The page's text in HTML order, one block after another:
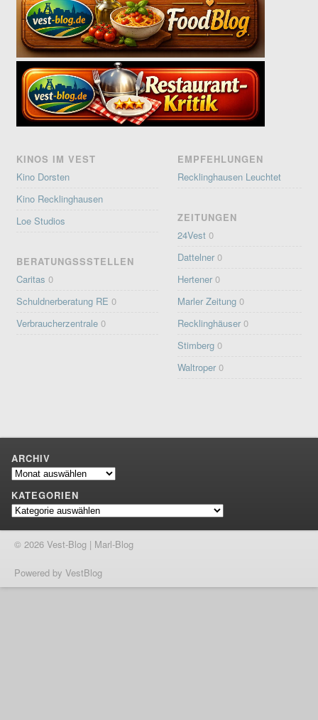
KINOS IM VEST
Kino Dorsten
Kino Recklinghausen
Loe Studios
BERATUNGSSSTELLEN
Caritas 0
Schuldnerberatung RE 0
Verbraucherzentrale 0
EMPFEHLUNGEN
Recklinghausen Leuchtet
ZEITUNGEN
24Vest 0
Dattelner 0
Hertener 0
Marler Zeitung 0
Recklinghäuser 0
Stimberg 0
Waltroper 0
ARCHIV
Archiv
KATEGORIEN
Kategorien
© 2026 Vest-Blog | Marl-Blog
Powered by VestBlog